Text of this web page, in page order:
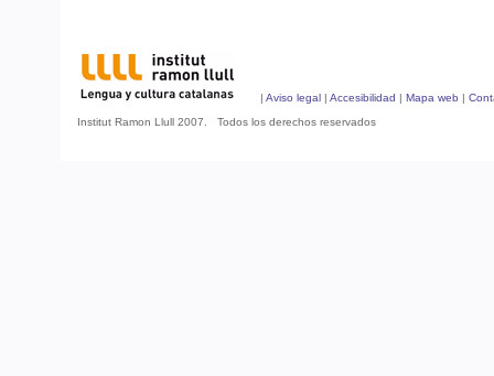
| Aviso legal | Accesibilidad | Mapa web |
Institut Ramon Llull 2007. Todos los derechos reservados